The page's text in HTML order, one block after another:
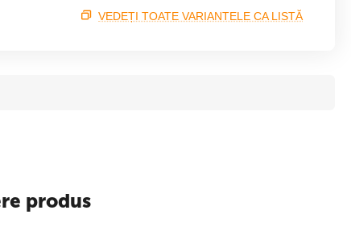
VEDEȚI TOATE VARIANTELE CA LISTĂ
produs